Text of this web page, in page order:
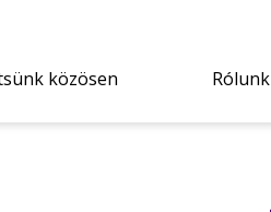
közösen Rólunk